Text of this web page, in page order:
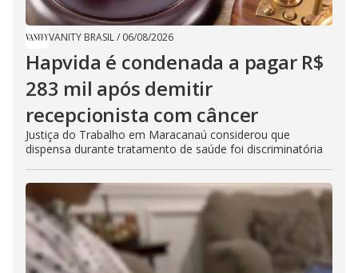
VANITY BRASIL/ 06/08/2026
Hapvida é condenada a pagar R$
283 mil após demitir
recepcionista com câncer
Justiça do Trabalho em Maracanaú considerou que
dispensa durante tratamento de saúde foi discriminatória